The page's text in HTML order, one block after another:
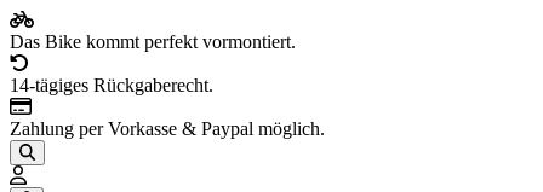
Das Bike kommt perfekt vormontiert.
14-tägiges Rückgaberecht.
Zahlung per Vorkasse & Paypal möglich.